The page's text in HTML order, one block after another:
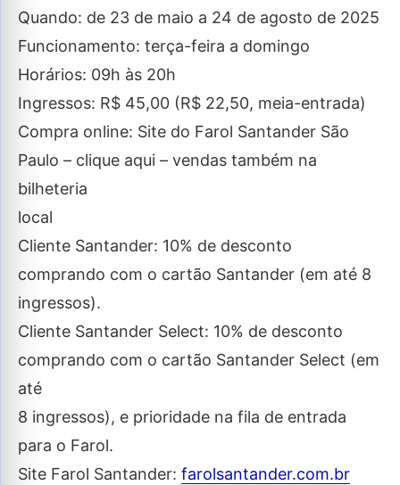
Quando: de 23 de maio a 24 de agosto de 2025
Funcionamento: terça-feira a domingo
Horários: 09h às 20h
Ingressos: R$ 45,00 (R$ 22,50, meia-entrada)
Compra online: Site do Farol Santander São
Paulo – clique aqui – vendas também na
bilheteria
local
Cliente Santander: 10% de desconto
comprando com o cartão Santander (em até 8
ingressos).
Cliente Santander Select: 10% de desconto
comprando com o cartão Santander Select (em
até
8 ingressos), e prioridade na fila de entrada
para o Farol.
Site Farol Santander: farolsantander.com.br